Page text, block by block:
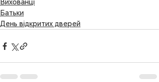
Вихованці
Батьки
День відкритих дверей